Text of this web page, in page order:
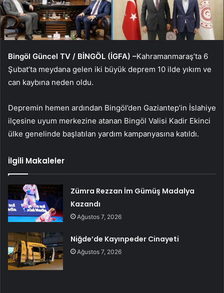
Bingöl Güncel TV / BİNGÖL (İGFA) –Kahramanmaraş’ta 6
Şubat’ta meydana gelen iki büyük deprem 10 ilde yıkım ve
can kaybına neden oldu.
Depremin hemen ardından Bingöl’den Gaziantep’in İslahiye
ilçesine uyum merkezine atanan Bingöl Valisi Kadir Ekinci
ülke genelinde başlatılan yardım kampanyasına katıldı.
İlgili Makaleler
Zümra Rezzan İm Gümüş Madalya
Kazandı
Ağustos 7, 2026
Niğde’de Kayınpeder Cinayeti
Ağustos 7, 2026